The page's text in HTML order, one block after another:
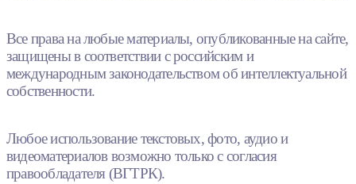
Все права на любые материалы, опубликованные на сайте,
защищены в соответствии с российским и
международным законодательством об интеллектуальной
собственности.
Любое использование текстовых, фото, аудио и
видеоматериалов возможно только с согласия
правообладателя (ВГТРК).